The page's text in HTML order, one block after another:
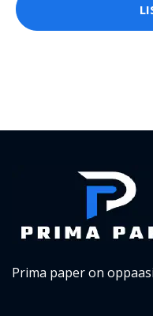
Prima paper on